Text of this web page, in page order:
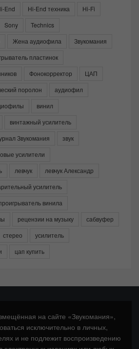
End Hi-End техника
Hi-Fi
Sony
Technics
Жена аудиофила
Звукомания
пластинок
Фонокорректор
ЦАП
поролон
аудиофил
винил
винтажный усилитель
Звукомания
звук
усилители
левчук
левчук Александр
усилитель
винила
рецензии на музыку
сабвуфер
стерео
усилитель
цап купить
на сайте «Звукомания»,
исключительно в личных,
и не подлежит воспроизведению